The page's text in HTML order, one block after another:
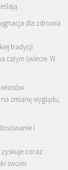
…
dla zdrowia
tradycji
całym świecie. W
zmianę wyglądu,
i
coraz
swoim